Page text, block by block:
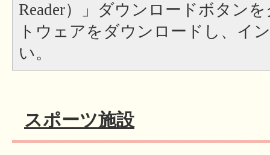
Reader）」ダウンロードボタン
トウェアをダウンロードし、イ
い。
スポーツ施設